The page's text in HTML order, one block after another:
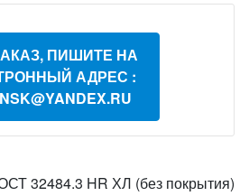
ПИШИТЕ НА
АДРЕС :
32484.3 HR ХЛ (без покрытия)